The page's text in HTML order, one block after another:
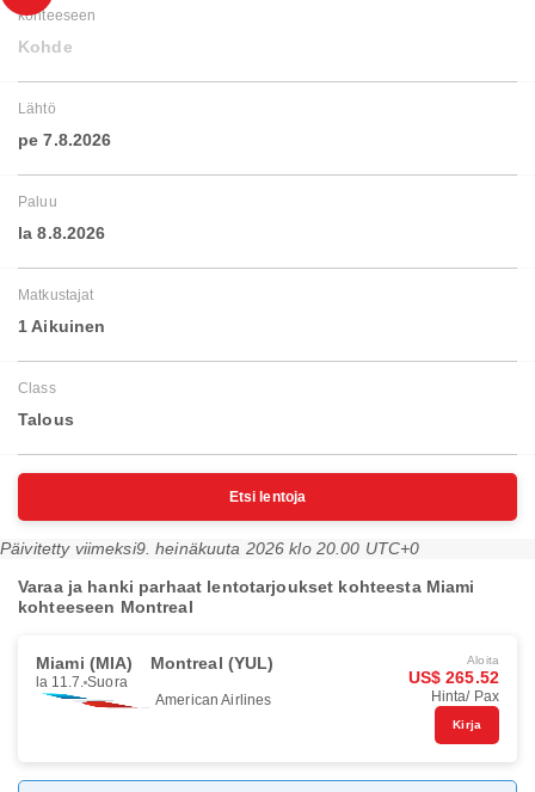
kohteeseen
Kohde
Lähtö
pe 7.8.2026
Paluu
la 8.8.2026
Matkustajat
1 Aikuinen
Class
Talous
Etsi lentoja
Päivitetty viimeksi9. heinäkuuta 2026 klo 20.00 UTC+0
Varaa ja hanki parhaat lentotarjoukset kohteesta Miami
kohteeseen Montreal
Miami (MIA) Montreal (YUL)
la 11.7. Suora
American Airlines
Aloita
US$ 265.52
Hinta/ Pax
Kirja